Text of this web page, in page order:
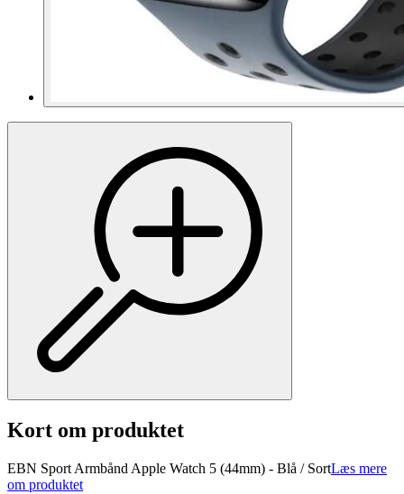
Kort om produktet
EBN Sport Armbånd Apple Watch 5 (44mm) - Blå / SortLæs mere
om produktet